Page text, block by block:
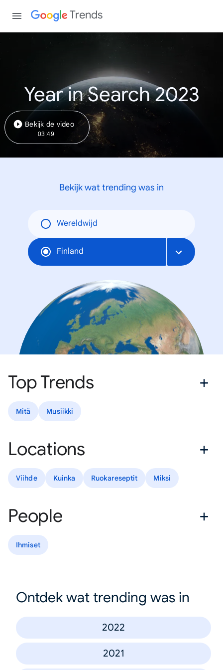
Trends
Year in Search 2023
Bekijk de video
03:49
Bekijk wat trending was in
Wereldwijd
Finland
Top Trends
Mitä Musiikki
Locations
Viihde Kuinka Ruokareseptit Miksi
People
Ihmiset
Ontdek wat trending was in
2022
2021